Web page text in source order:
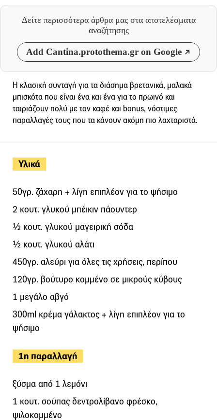
Δείτε περισσότερα άρθρα μας στα αποτελέσματα
αναζήτησης
Add Cantina.protothema.gr on Google
Υλικά
50γρ. ζάχαρη + λίγη επιπλέον για το ψήσιμο
2 κουτ. γλυκού μπέικιν πάουντερ
½ κουτ. γλυκού μαγειρική σόδα
½ κουτ. γλυκού αλάτι
450γρ. αλεύρι για όλες τις χρήσεις, περίπου
120γρ. βούτυρο κομμένο σε μικρούς κύβους
1 μεγάλο αβγό
300ml κρέμα γάλακτος + λίγη επιπλέον για το
ψήσιμο
1η παραλλαγή
ξύσμα από 1 λεμόνι
1 κουτ. σούπας δεντρολίβανο φρέσκο,
ψιλοκομμένο
Η κλασική συνταγή για τα διάσημα βρετανικά, μαλακά
μπισκότα που είναι ένα και ένα για το πρωινό και
ταιριάζουν πολύ με τον καφέ και bonus, νόστιμες
παραλλαγές τους που τα κάνουν ακόμη πιο λαχταριστά.